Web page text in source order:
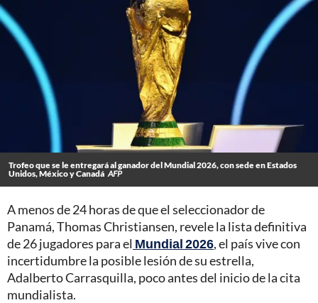
Trofeo que se le entregará al ganador del Mundial 2026, con sede en Estados
Unidos, México y Canadá AFP
A menos de 24 horas de que el seleccionador de
Panamá, Thomas Christiansen, revele la lista definitiva
de 26 jugadores para el Mundial 2026, el país vive con
incertidumbre la posible lesión de su estrella,
Adalberto Carrasquilla, poco antes del inicio de la cita
mundialista.